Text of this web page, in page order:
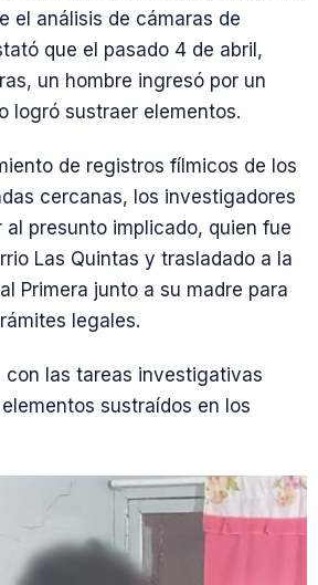
el análisis de cámaras de
que el pasado 4 de abril,
un hombre ingresó por un
logró sustraer elementos.
de registros fílmicos de los
cercanas, los investigadores
presunto implicado, quien fue
Las Quintas y trasladado a la
Primera junto a su madre para
legales.
con las tareas investigativas
sustraídos en los